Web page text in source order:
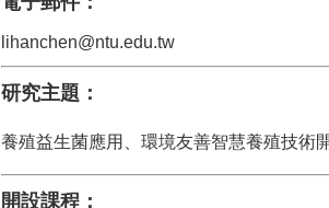
lihanchen@ntu.edu.tw
研究主題：
養殖益生菌應用、環境友善智慧養殖技術
開設課程：